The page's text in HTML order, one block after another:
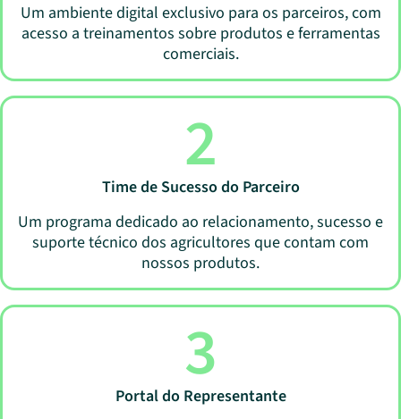
Um ambiente digital exclusivo para os parceiros, com
acesso a treinamentos sobre produtos e ferramentas
comerciais.
2
Time de Sucesso do Parceiro
Um programa dedicado ao relacionamento, sucesso e
suporte técnico dos agricultores que contam com
nossos produtos.
3
Portal do Representante